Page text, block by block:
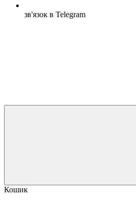
зв'язок в Telegram
Кошик